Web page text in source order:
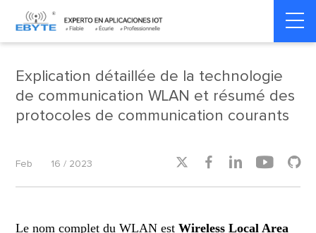
Home > Product dynamics > Product dynamics
Explication détaillée de la technologie
de communication WLAN et résumé des
protocoles de communication courants
Feb 16 / 2023     
Le nom complet du WLAN estWireless Local Area